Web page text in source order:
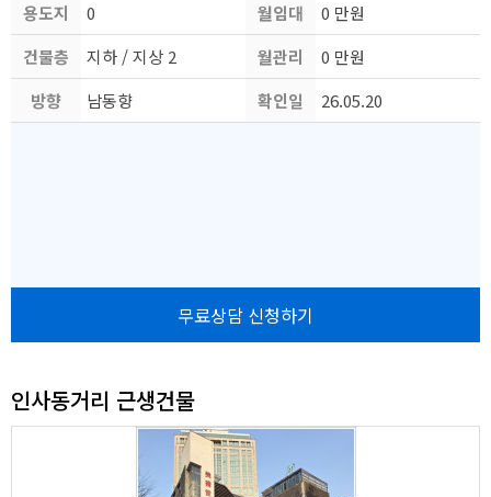
치
용도지
역
0
건물층
수
지하 / 지상 2
방향
남동향
월임대
료
0 만원
월관리
비
0 만원
확인일
26.05.20
무료상담 신청하기
인사동거리 근생건물